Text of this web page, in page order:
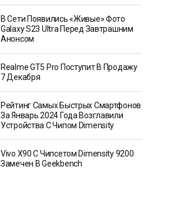
В Сети Появились «живые» Фото
Galaxy S23 Ultra Перед Завтрашним
Анонсом
Realme GT5 Pro Поступит В Продажу
7 Декабря
Рейтинг Самых Быстрых Смартфонов
За Январь 2024 Года Возглавили
Устройства С Чипом Dimensity
Vivo X90 С Чипсетом Dimensity 9200
Замечен В Geekbench